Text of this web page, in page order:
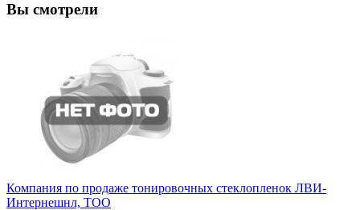
Вы смотрели
Компания по продаже тонировочных стеклопленок ЛВИ-
Интернешнл, ТОО